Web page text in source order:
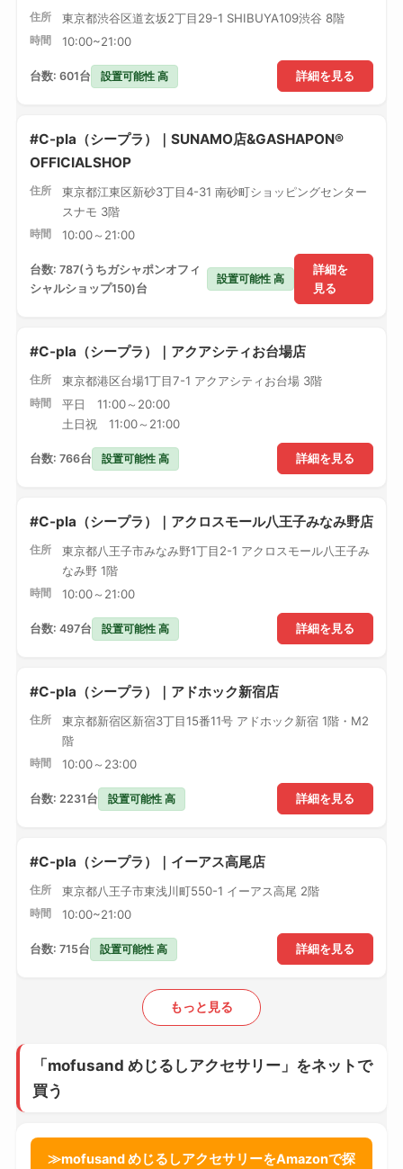
住所 東京都渋谷区道玄坂2丁目29-1 SHIBUYA109渋谷 8階
時間 10:00~21:00
詳細を見る
台数: 601台 設置可能性 高
#C-pla（シープラ）｜SUNAMO店&GASHAPON®
OFFICIALSHOP
住所
東京都江東区新砂3丁目4-31 南砂町ショッピングセンター
スナモ 3階
時間 10:00～21:00
詳細を
見る
台数: 787(うちガシャポンオフィ
シャルショップ150)台
設置可能性 高
#C-pla（シープラ）｜アクアシティお台場店
住所 東京都港区台場1丁目7-1 アクアシティお台場 3階
時間
平日 11:00～20:00
土日祝 11:00～21:00
詳細を見る
台数: 766台 設置可能性 高
#C-pla（シープラ）｜アクロスモール八王子みなみ野店
住所
東京都八王子市みなみ野1丁目2-1 アクロスモール八王子み
なみ野 1階
時間 10:00～21:00
詳細を見る
台数: 497台 設置可能性 高
#C-pla（シープラ）｜アドホック新宿店
住所
東京都新宿区新宿3丁目15番11号 アドホック新宿 1階・M2
階
時間 10:00～23:00
詳細を見る
台数: 2231台 設置可能性 高
#C-pla（シープラ）｜イーアス高尾店
住所 東京都八王子市東浅川町550-1 イーアス高尾 2階
時間 10:00~21:00
詳細を見る
台数: 715台 設置可能性 高
もっと見る
「mofusand めじるしアクセサリー」をネットで
買う
≫mofusand めじるしアクセサリーをAmazonで探